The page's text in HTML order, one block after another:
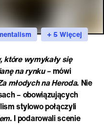
+ 5 Więcej
które wymykały się
na rynku – mówi
młodych na Heroda. Nie
– obowiązujących
stylowo połączyli
. I podarowali scenie